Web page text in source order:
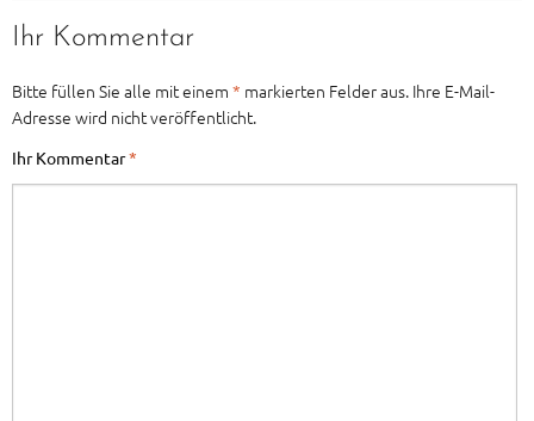
Ihr Kommentar
Bitte füllen Sie alle mit einem * markierten Felder aus. Ihre E-Mail-
Adresse wird nicht veröffentlicht.
Ihr Kommentar*